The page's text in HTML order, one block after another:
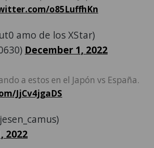
o85LuffhKn
amo de los XStar)
December 1, 2022
a estos en el Japón vs España.
JjCv4jgaDS
2022